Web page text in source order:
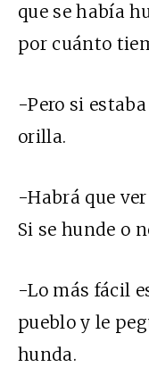
que se había
por cuánto
-Pero si
orilla.
-Habrá que
Si se hunde o
-Lo más fácil
pueblo y le
hunda.